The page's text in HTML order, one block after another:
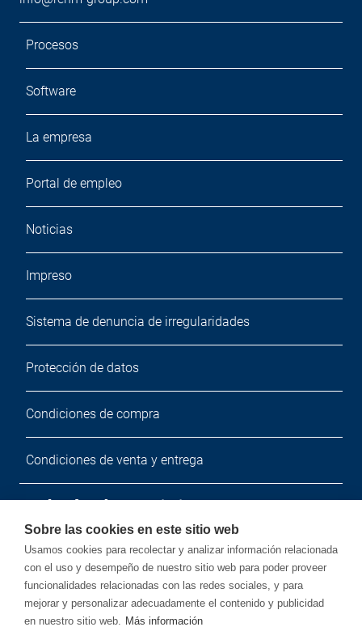
Procesos
Software
La empresa
Portal de empleo
Noticias
Impreso
Sistema de denuncia de irregularidades
Protección de datos
Condiciones de compra
Condiciones de venta y entrega
Boletín de noticias
Suscríbete a nuestro boletín de noticias gratuito.
Sobre las cookies en este sitio web
Usamos cookies para recolectar y analizar información relacionada
con el uso y desempeño de nuestro sitio web para poder proveer
funcionalidades relacionadas con las redes sociales, y para
mejorar y personalizar adecuadamente el contenido y publicidad
en nuestro sitio web. Más información